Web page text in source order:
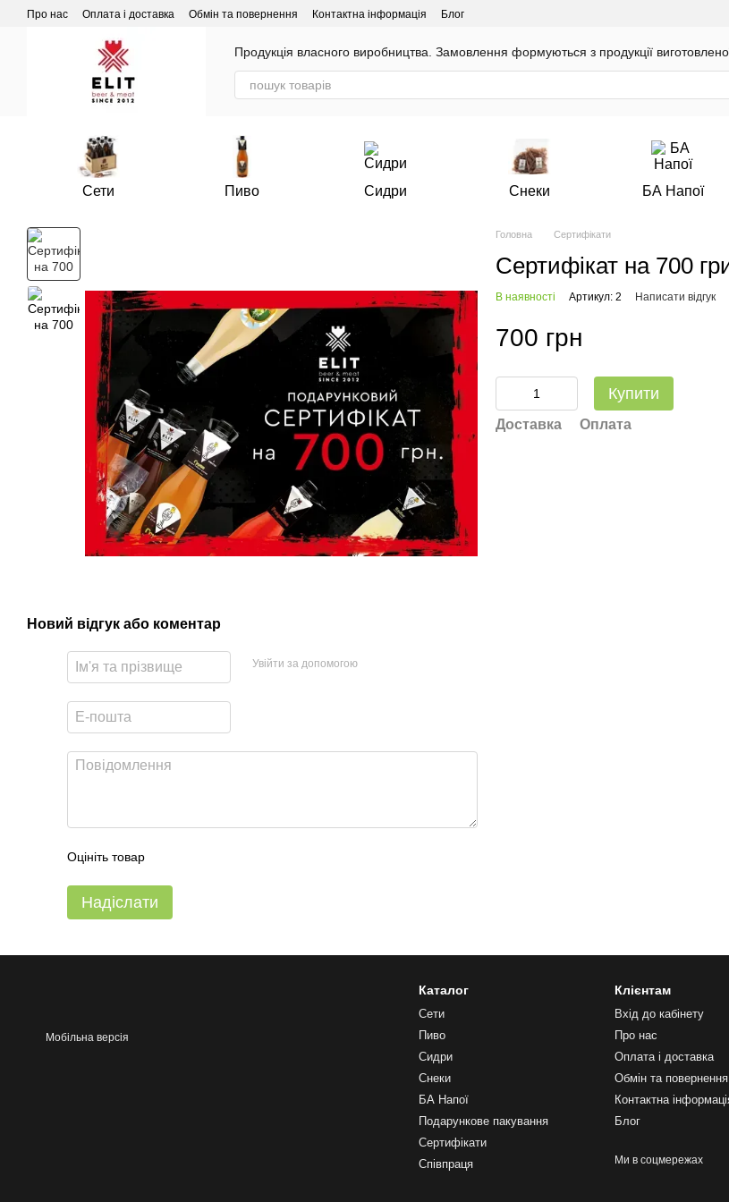
Перейти до основного контенту
Про нас Оплата і доставка Обмін та повернення Контактна інформація Блог
Продукція власного виробництва. Замовлення формуються з продукції
Сети Пиво Сидри Снеки БА Напої
Новий відгук або коментар
Увійти за допомогою
Оцініть товар
Надіслати
Головна Сертифікати
Сертифікат на 700
В наявності Артикул: 2 Написати відгук
700 грн
Купити
Доставка Оплата
Мобільна версія
Каталог
Сети
Пиво
Сидри
Снеки
БА Напої
Подарункове пакування
Сертифікати
Співпраця
Клієнтам
Вхід до кабінету
Про нас
Оплата і доставка
Обмін та повернення
Контактна
Блог
Ми в соцмережах